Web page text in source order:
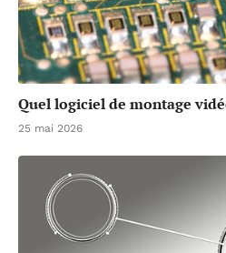
Quel logiciel de montage
25 mai 2026